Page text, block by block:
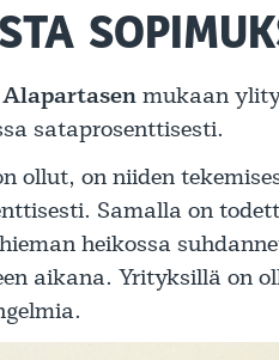
mukaan
sataprosenttisesti.
ollut, on niiden
Samalla on
heikossa
aikana. Yrityksillä on